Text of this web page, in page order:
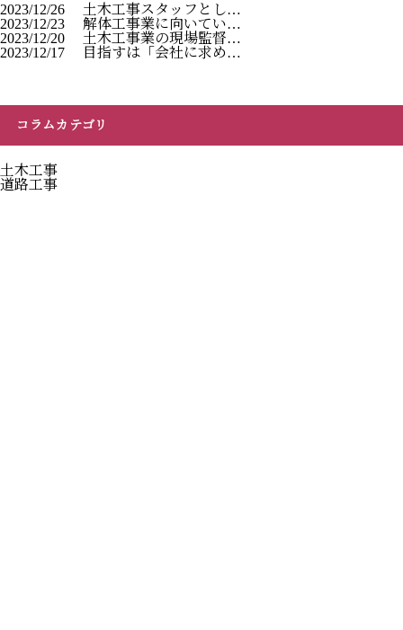
2023/12/26
土木工事スタッフとし…
2023/12/23
解体工事業に向いてい…
2023/12/20
土木工事業の現場監督…
2023/12/17
目指すは「会社に求め…
コラムカテゴリ
土木工事
道路工事